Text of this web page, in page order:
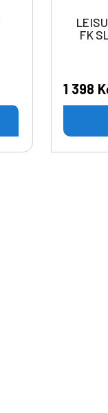
FK
1 398